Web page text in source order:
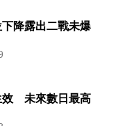
降露出二戰未爆
效 未來數日最高